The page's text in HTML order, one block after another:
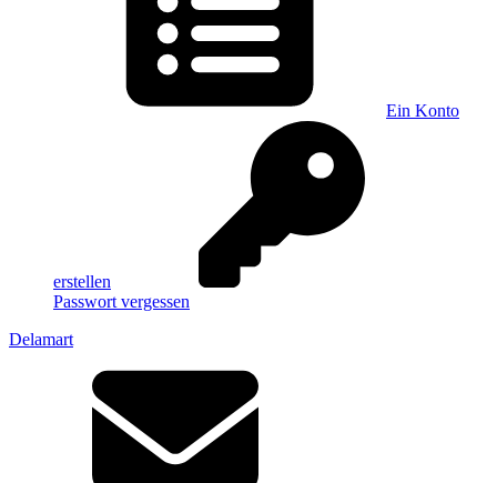
Ein Konto
erstellen
Passwort vergessen
Delamart